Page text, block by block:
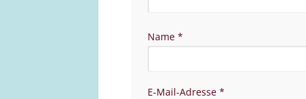
Name *
E-Mail-Adresse *